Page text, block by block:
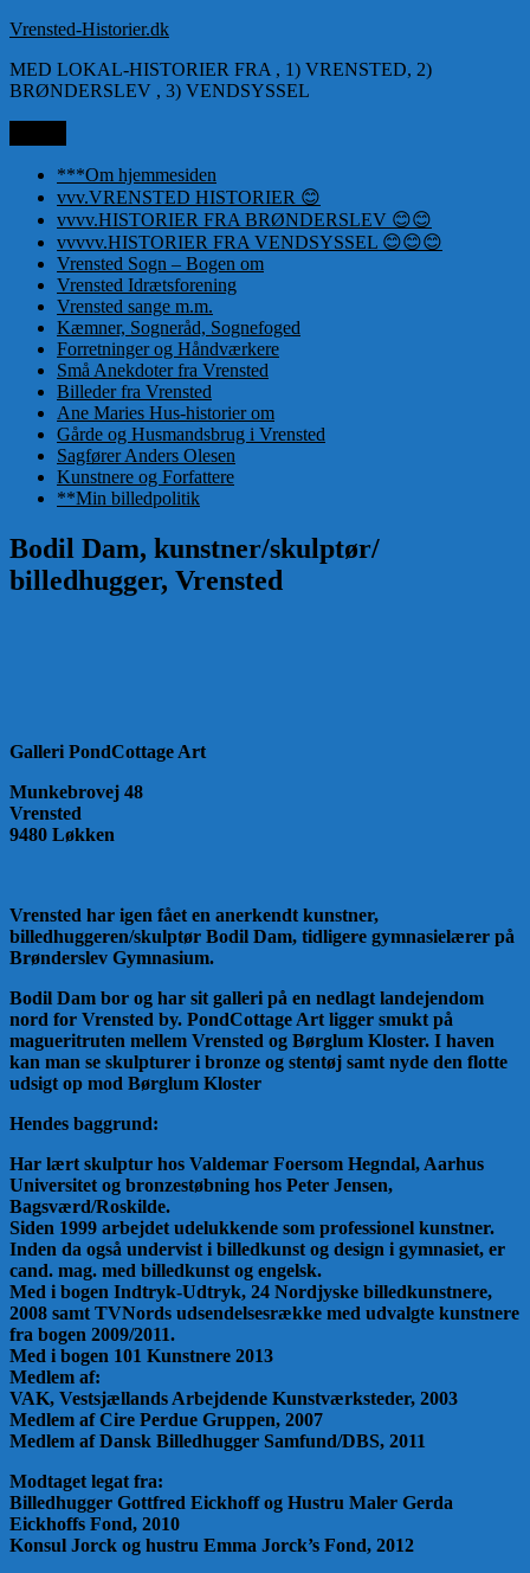
Videre
indhold
Vrensted-Historier.dk
MED LOKAL-HISTORIER FRA , 1) VRENSTED, 2)
BRØNDERSLEV , 3) VENDSYSSEL
***Om hjemmesiden
vvv.VRENSTED HISTORIER 😊
vvvv.HISTORIER FRA BRØNDERSLEV 😊😊
vvvvv.HISTORIER FRA VENDSYSSEL 😊😊😊
Vrensted Sogn – Bogen om
Vrensted Idrætsforening
Vrensted sange m.m.
Kæmner, Sogneråd, Sognefoged
Forretninger og Håndværkere
Små Anekdoter fra Vrensted
Billeder fra Vrensted
Ane Maries Hus-historier om
Gårde og Husmandsbrug i Vrensted
Sagfører Anders Olesen
Kunstnere og Forfattere
**Min billedpolitik
Bodil Dam, kunstner/skulptør/
billedhugger, Vrensted
Galleri PondCottage Art
Munkebrovej 48
Vrensted
9480 Løkken
Vrensted har igen fået en anerkendt kunstner,
billedhuggeren/skulptør Bodil Dam, tidligere gymnasielærer på
Brønderslev Gymnasium.
Bodil Dam bor og har sit galleri på en nedlagt landejendom
nord for Vrensted by. PondCottage Art ligger smukt på
magueritruten mellem Vrensted og Børglum Kloster. I haven
kan man se skulpturer i bronze og stentøj samt nyde den flotte
udsigt op mod Børglum Kloster
Hendes baggrund:
Har lært skulptur hos Valdemar Foersom Hegndal, Aarhus
Universitet og bronzestøbning hos Peter Jensen,
Bagsværd/Roskilde.
Siden 1999 arbejdet udelukkende som professionel kunstner.
Inden da også undervist i billedkunst og design i gymnasiet, er
cand. mag. med billedkunst og engelsk.
Med i bogen Indtryk-Udtryk, 24 Nordjyske billedkunstnere,
2008 samt TVNords udsendelsesrække med udvalgte kunstnere
fra bogen 2009/2011.
Med i bogen 101 Kunstnere 2013
Medlem af:
VAK, Vestsjællands Arbejdende Kunstværksteder, 2003
Medlem af Cire Perdue Gruppen, 2007
Medlem af Dansk Billedhugger Samfund/DBS, 2011
Modtaget legat fra:
Billedhugger Gottfred Eickhoff og Hustru Maler Gerda
Eickhoffs Fond, 2010
Konsul Jorck og hustru Emma Jorck’s Fond, 2012